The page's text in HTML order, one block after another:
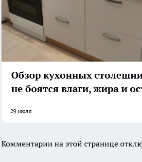
Обзор кухонных
не боятся влаги, жира и
29 июля
Комментарии на этой странице